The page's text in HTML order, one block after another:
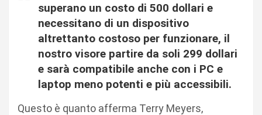
superano un costo di 500 dollari e
necessitano di un dispositivo
altrettanto costoso per funzionare, il
nostro visore partire da soli 299 dollari
e sarà compatibile anche con i PC e
laptop meno potenti e più accessibili.
Questo è quanto afferma Terry Meyers,